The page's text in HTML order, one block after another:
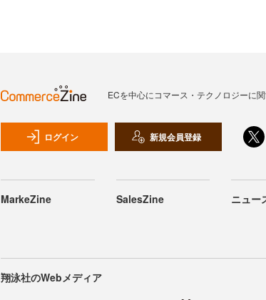
ECを中心にコマース・テクノロジーに
ログイン 新規会員登録
MarkeZine SalesZine ニュー
翔泳社のWebメディア